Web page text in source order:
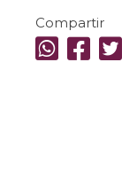
Compartir